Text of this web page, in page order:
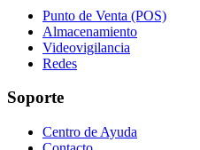
Punto de Venta (POS)
Almacenamiento
Videovigilancia
Redes
Soporte
Centro de Ayuda